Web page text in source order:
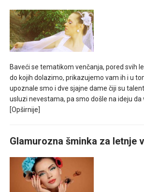
Baveći se tematikom venčanja, pored svih
do kojih dolazimo, prikazujemo vam ih i u
upoznale smo i dve sjajne dame čiji su
usluzi nevestama, pa smo došle na ideju da
[Opširnije]
Glamurozna šminka za letnje